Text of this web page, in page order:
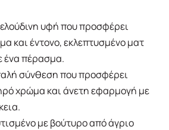
υφή που προσφέρει
και έντονο, εκλεπτυσμένο ματ
ένα πέρασμα.
σύνθεση που προσφέρει
χρώμα και άνετη εφαρμογή με
με βούτυρο από άγριο